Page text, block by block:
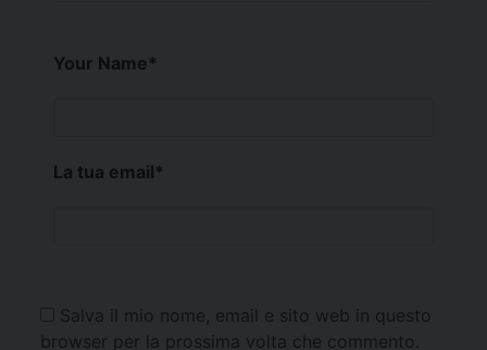
Your Name*
La tua email*
Salva il mio nome, email e sito web in questo
browser per la prossima volta che commento.